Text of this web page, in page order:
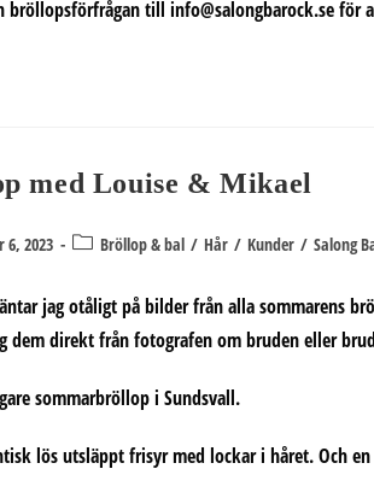
bröllopsförfrågan till info@salongbarock.se
med Louise & Mikael
6, 2023 Inläggskategori:
Bröllop & bal / Hår / Kunder / Salong
jag otåligt på bilder från alla sommarens
dem direkt från fotografen om bruden eller
sommarbröllop i Sundsvall.
lös utsläppt frisyr med lockar i håret. Och